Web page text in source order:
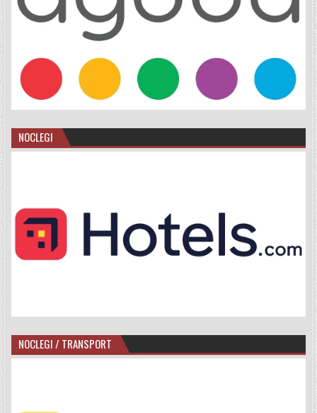
NOCLEGI
NOCLEGI / TRANSPORT